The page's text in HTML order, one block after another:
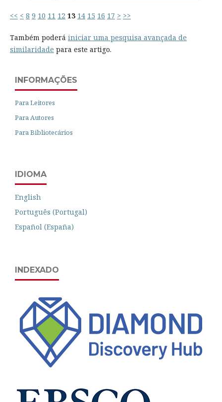
<< < 8 9 10 11 12 13 14 15 16 17 > >>
Também poderá iniciar uma pesquisa avançada de
similaridade para este artigo.
INFORMAÇÕES
Para Leitores
Para Autores
Para Bibliotecários
IDIOMA
English
Português (Portugal)
Español (España)
INDEXADO